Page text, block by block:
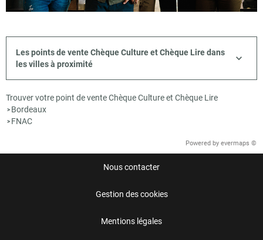
Les points de vente Chèque Culture et Chèque Lire dans
les villes à proximité
Trouver votre point de vente Chèque Culture et Chèque Lire
> Bordeaux
> FNAC
Powered by evermaps ©
Nous contacter
Gestion des cookies
Mentions légales